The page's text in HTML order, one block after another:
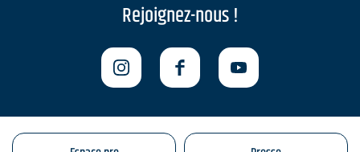
Rejoignez-nous !